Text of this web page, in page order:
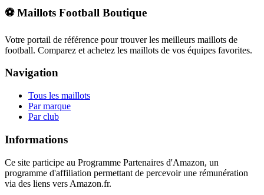
⚽ Maillots Football Boutique
Votre portail de référence pour trouver les meilleurs maillots de
football. Comparez et achetez les maillots de vos équipes favorites.
Navigation
Tous les maillots
Par marque
Par club
Informations
Ce site participe au Programme Partenaires d'Amazon, un
programme d'affiliation permettant de percevoir une rémunération
via des liens vers Amazon.fr.